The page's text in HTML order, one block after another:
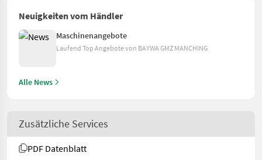
Neuigkeiten vom Händler
Maschinenangebote
Laufend Top Angebote von BAYWA GMZ MANCHING
Alle News
Zusätzliche Services
PDF Datenblatt